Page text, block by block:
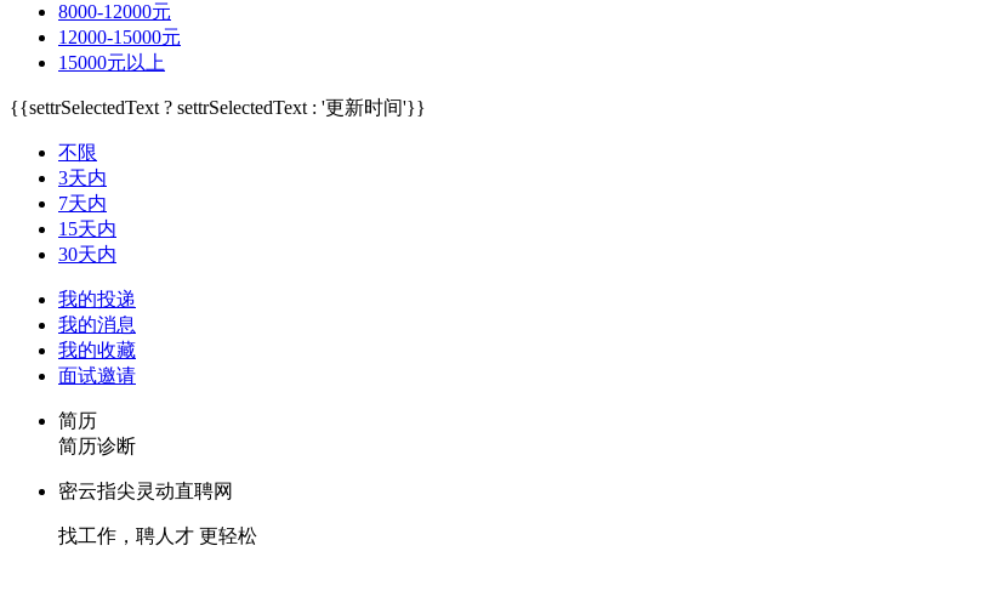
8000-12000元
12000-15000元
15000元以上
{{settrSelectedText ? settrSelectedText : '更新时间'}}
不限
3天内
7天内
15天内
30天内
我的投递
我的消息
我的收藏
面试邀请
简历
简历诊断
密云指尖灵动直聘网
找工作，聘人才 更轻松